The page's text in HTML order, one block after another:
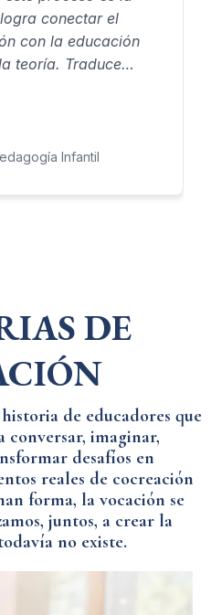
conectar el
con la educación
teoría. Traduce
en algo que como
pasar de entender
educativas
Infantil
DE
de educadores que
conversar, imaginar,
desafíos en
reales de cocreación
forma, la vocación se
juntos, a crear la
no existe.